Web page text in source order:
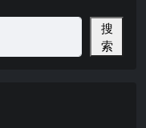
搜
索